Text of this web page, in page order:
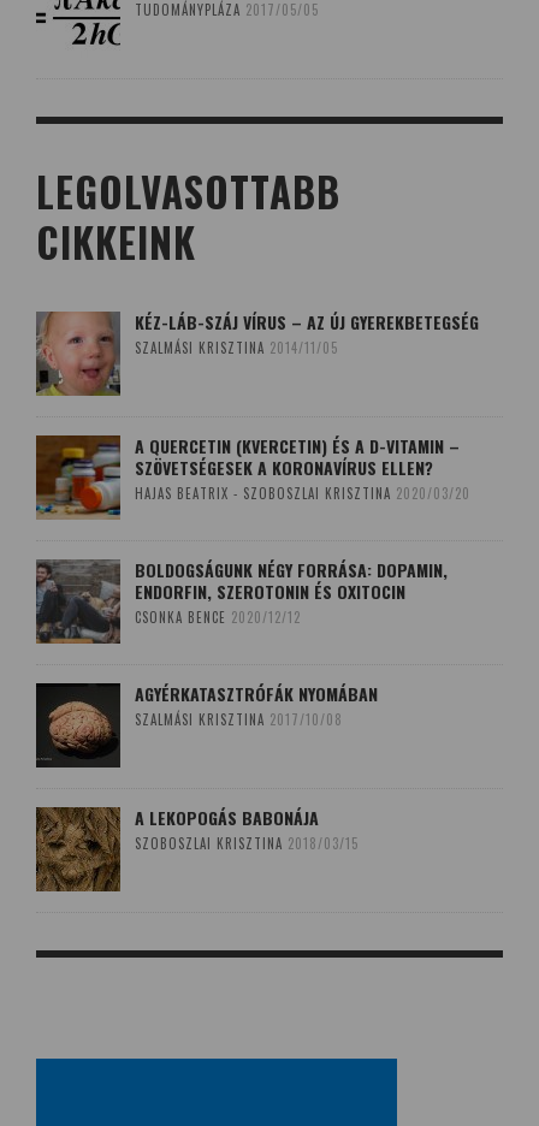
TUDOMÁNYPLÁZA 2017/05/05
LEGOLVASOTTABB
CIKKEINK
KÉZ-LÁB-SZÁJ VÍRUS – AZ ÚJ GYEREKBETEGSÉG
SZALMÁSI KRISZTINA 2014/11/05
A QUERCETIN (KVERCETIN) ÉS A D-VITAMIN –
SZÖVETSÉGESEK A KORONAVÍRUS ELLEN?
HAJAS BEATRIX - SZOBOSZLAI KRISZTINA 2020/03/20
BOLDOGSÁGUNK NÉGY FORRÁSA: DOPAMIN,
ENDORFIN, SZEROTONIN ÉS OXITOCIN
CSONKA BENCE 2020/12/12
AGYÉRKATASZTRÓFÁK NYOMÁBAN
SZALMÁSI KRISZTINA 2017/10/08
A LEKOPOGÁS BABONÁJA
SZOBOSZLAI KRISZTINA 2018/03/15